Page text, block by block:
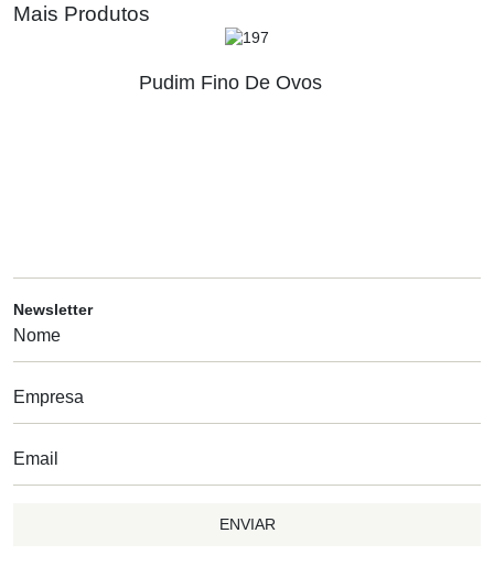
Mais Produtos
Pudim Fino De Ovos
Newsletter
ENVIAR